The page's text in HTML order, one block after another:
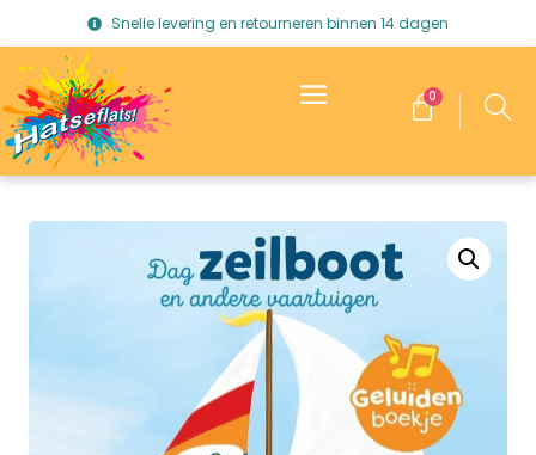
Snelle levering en retourneren binnen 14 dagen
0